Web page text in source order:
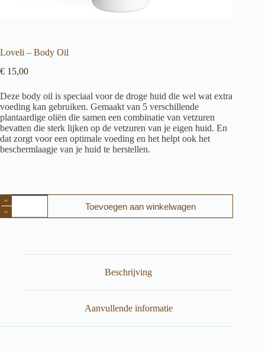
Loveli – Body Oil
€ 15,00
Deze body oil is speciaal voor de droge huid die wel wat extra
voeding kan gebruiken. Gemaakt van 5 verschillende
plantaardige oliën die samen een combinatie van vetzuren
bevatten die sterk lijken op de vetzuren van je eigen huid. En
dat zorgt voor een optimale voeding en het helpt ook het
beschermlaagje van je huid te herstellen.
Loveli
-
Body
Toevoegen aan winkelwagen
Beschrijving
Aanvullende informatie